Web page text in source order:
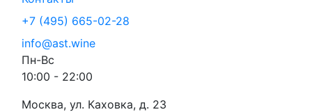
+7 (495) 665-02-28
info@ast.wine
Пн-Вс
10:00 - 22:00
Москва, ул. Каховка, д. 23